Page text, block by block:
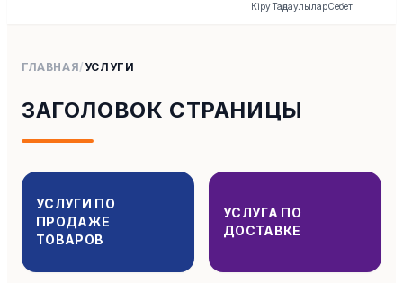
КіруТаңдаулыларСебет
ГЛАВНАЯ/ УСЛУГИ
ЗАГОЛОВОК СТРАНИЦЫ
УСЛУГИ ПО
ПРОДАЖЕ
ТОВАРОВ
УСЛУГА ПО
ДОСТАВКЕ